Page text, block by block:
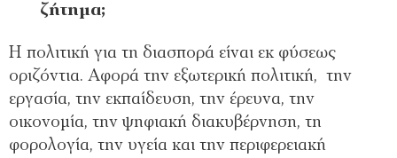
ζήτημα;
Η πολιτική για τη διασπορά είναι εκ φύσεως
οριζόντια. Αφορά την εξωτερική πολιτική, την
εργασία, την εκπαίδευση, την έρευνα, την
οικονομία, την ψηφιακή διακυβέρνηση, τη
φορολογία, την υγεία και την περιφερειακή